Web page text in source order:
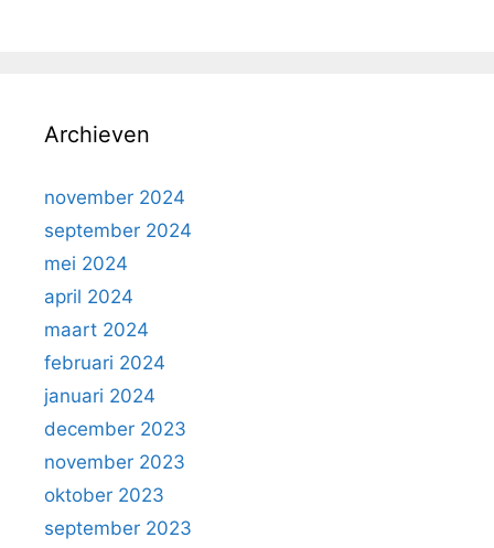
Archieven
november 2024
september 2024
mei 2024
april 2024
maart 2024
februari 2024
januari 2024
december 2023
november 2023
oktober 2023
september 2023